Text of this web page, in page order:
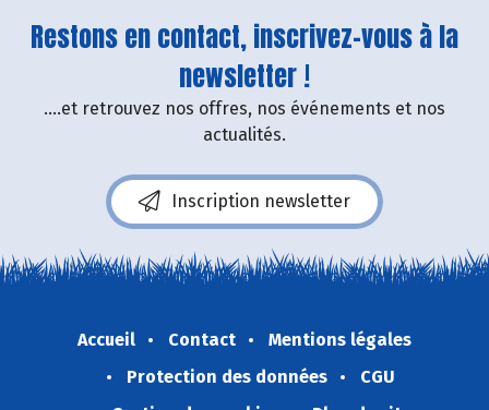
Restons en contact, inscrivez-vous à la
newsletter !
....et retrouvez nos offres, nos événements et nos
actualités.
Inscription newsletter
Accueil Contact
Mentions légales
Protection des données
CGU